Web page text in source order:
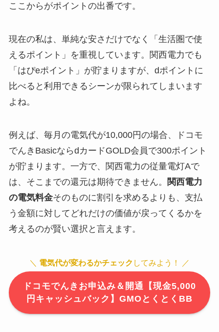
ここからがポイントの出番です。
現在の私は、単純な安さだけでなく「生活圏で使
えるポイント」を重視しています。関西電力でも
「はぴeポイント」が貯まりますが、dポイントに
比べると利用できるシーンが限られてしまいます
よね。
例えば、毎月の電気代が10,000円の場合、ドコモ
でんきBasicならdカードGOLD会員で300ポイント
が貯まります。一方で、関西電力の従量電灯Aで
は、そこまでの還元は期待できません。
関西電力
の電気料金そのものに割引を求めるよりも、支払
う金額に対してどれだけの価値が戻ってくるかを
考えるのが賢い選択と言えます。
＼ 電気代が変わるかチェック してみよう！ ／
ドコモでんきお申込み＆開通【現金5,000
円キャッシュバック】GMOとくとくBB